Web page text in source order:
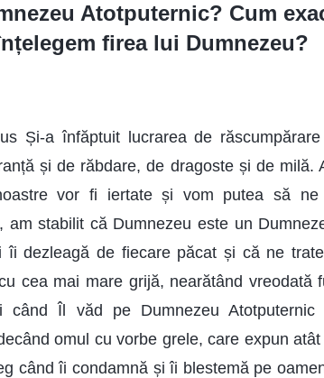
Atotputernic? Cum
firea lui Dumnezeu?
Și-a înfăptuit lucrarea de
și de răbdare, de dragoste și de milă.
vor fi iertate și vom putea să
am stabilit că Dumnezeu este un
îi dezleagă de fiecare păcat și că ne
cea mai mare grijă, nearătând vreodată
când Îl văd pe Dumnezeu
omul cu vorbe grele, care expun
când îi condamnă și îi blestemă pe